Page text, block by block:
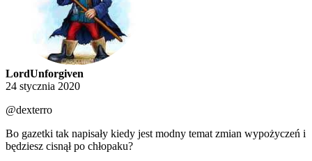
LordUnforgiven
24 stycznia 2020
@dexterro
Bo gazetki tak napisały kiedy jest modny temat zmian wypożyczeń i
będziesz cisnął po chłopaku?